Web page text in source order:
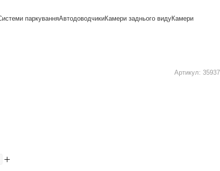
паркуванняАвтодоводчикиКамери заднього видуКамери
Артикул: 35937